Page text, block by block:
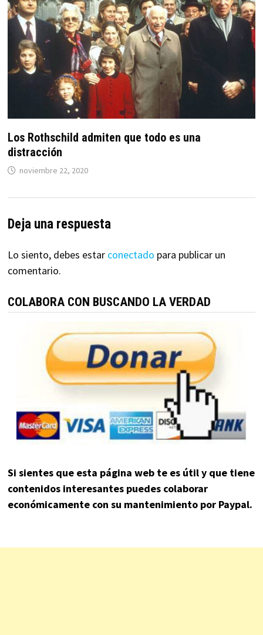
Los Rothschild admiten que todo es una
distracción
noviembre 22, 2020
Deja una respuesta
Lo siento, debes estar conectado para publicar un
comentario.
COLABORA CON BUSCANDO LA VERDAD
Si sientes que esta página web te es útil y que tiene
contenidos interesantes puedes colaborar
económicamente con su mantenimiento por Paypal.